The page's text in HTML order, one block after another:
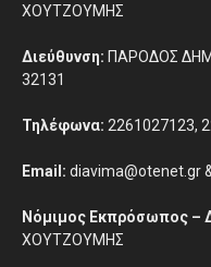
ΧΟΥΤΖΟΥΜΗΣ
Διεύθυνση: ΠΑΡΟΔΟΣ
32131
Τηλέφωνα: 2261027123,
Email: diavima@otenet.gr
Νόμιμος Εκπρόσωπος –
ΧΟΥΤΖΟΥΜΗΣ